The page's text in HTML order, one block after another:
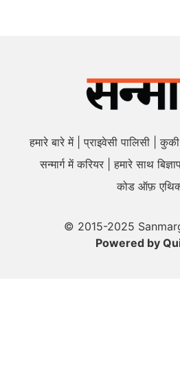
हमारे बारे में प्राइवेसी पालिसी कुकी
सन्मार्ग में करियर
हमारे साथ
कोड ऑफ़
© 2015-2025
Powered by